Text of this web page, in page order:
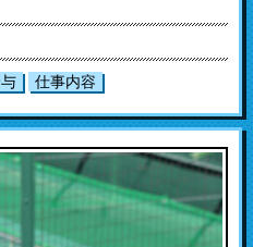
仕事内容